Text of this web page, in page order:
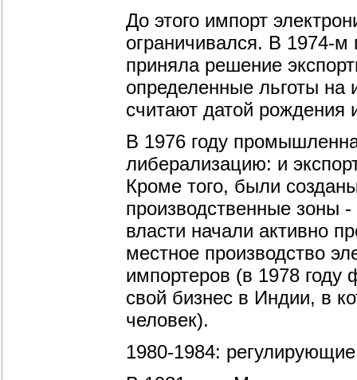
До этого импорт
ограничивался. В 1974-
приняла решение
определенные льготы на
считают датой рождения
В 1976 году
либерализацию: и
Кроме того, были
производственные зоны
власти начали активно
местное производство
импортеров (в 1978
свой бизнес в Индии, в
человек).
1980-1984: